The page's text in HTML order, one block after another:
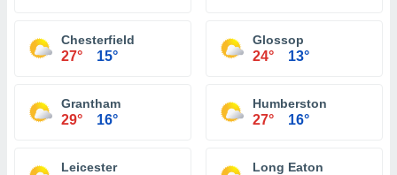
Chesterfield
27° 15°
Glossop
24° 13°
Grantham
29° 16°
Humberston
27° 16°
Leicester Long Eaton